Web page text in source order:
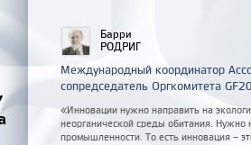
Барри
РОДРИГ
Международный координатор
сопредседатель Оргкомитета
«Инновации нужно направить на
неорганической среды обитания.
промышленности. То есть инновация –